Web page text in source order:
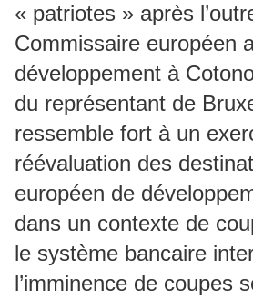
« patriotes » après
Commissaire européen
développement à
du représentant de
ressemble fort à un
réévaluation des
européen de
dans un contexte de
le système bancaire
l’imminence de coupes